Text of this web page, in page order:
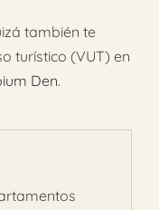
también te
turístico (VUT) en
Den.